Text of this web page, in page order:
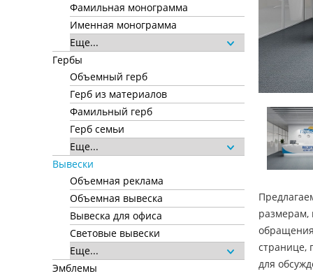
Фамильная монограмма
Именная монограмма
Еще...
Гербы
Объемный герб
Герб из материалов
Фамильный герб
Герб семьи
Еще...
Вывески
Объемная реклама
Объемная вывеска
Вывеска для офиса
Световые вывески
Еще...
Эмблемы
размерам,
странице,
для